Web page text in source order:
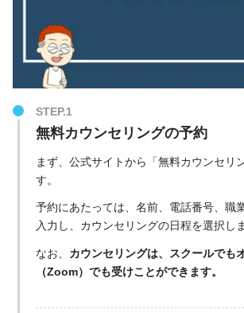
無料カウンセリングの予約
まず、公式サイトから「無料カウンセリ
す。
予約にあたっては、名前、電話番号、職
入力し、カウンセリングの日程を選択しま
なお、 カウンセリングは、スクールでも
（Zoom）でも受けことができます。